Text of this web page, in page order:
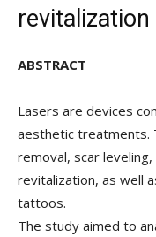
revitalization
ABSTRACT
Lasers are devices
aesthetic treatments.
removal, scar
revitalization, as well
tattoos.
The study aimed to